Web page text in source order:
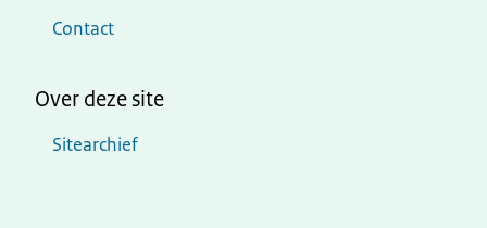
Contact
Over deze site
Sitearchief